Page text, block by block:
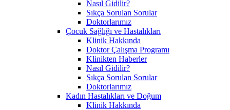
Nasıl Gidilir?
Sıkça Sorulan Sorular
Doktorlarımız
Çocuk Sağlığı ve Hastalıkları
Klinik Hakkında
Doktor Çalışma Programı
Klinikten Haberler
Nasıl Gidilir?
Sıkça Sorulan Sorular
Doktorlarımız
Kadın Hastalıkları ve Doğum
Klinik Hakkında